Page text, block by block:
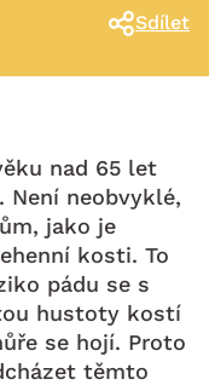
Sdílet
nad 65 let
Není neobvyklé,
jako je
kosti. To
pádu se s
hustoty kostí
se hojí. Proto
těmto